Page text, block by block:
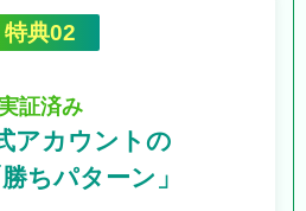
特典02
証済み
アカウントの
ちパターン」